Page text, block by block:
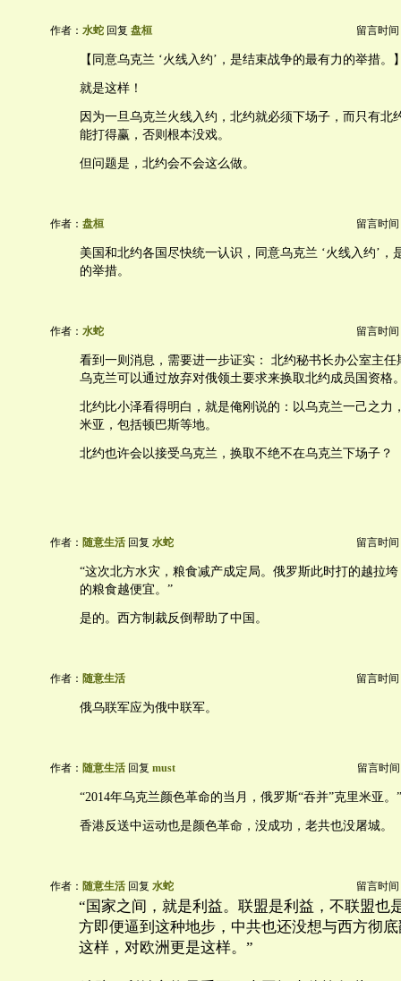
作者： 水蛇 回复 盘桓 留言时间
【同意乌克兰 ‘火线入约’，是结束战争的最有力的举措。
就是这样！
因为一旦乌克兰火线入约，北约就必须下场子，而只有北
能打得赢，否则根本没戏。
但问题是，北约会不会这么做。
作者： 盘桓 留言时间
美国和北约各国尽快统一认识，同意乌克兰 ‘火线入约’，
的举措。
作者： 水蛇 留言时间
看到一则消息，需要进一步证实： 北约秘书长办公室主任
乌克兰可以通过放弃对俄领土要求来换取北约成员国资格
北约比小泽看得明白，就是俺刚说的：以乌克兰一己之力
米亚，包括顿巴斯等地。
北约也许会以接受乌克兰，换取不绝不在乌克兰下场子？
作者： 随意生活 回复 水蛇 留言时间
“这次北方水灾，粮食减产成定局。俄罗斯此时打的越拉
的粮食越便宜。”
是的。西方制裁反倒帮助了中国。
作者： 随意生活 留言时间
俄乌联军应为俄中联军。
作者： 随意生活 回复 must 留言时间
“2014年乌克兰颜色革命的当月，俄罗斯“吞并”克里米亚。”
香港反送中运动也是颜色革命，没成功，老共也没屠城。
作者： 随意生活 回复 水蛇 留言时间
“国家之间，就是利益。联盟是利益，不联盟也
方即便逼到这种地步，中共也还没想与西方彻
这样，对欧洲更是这样。”